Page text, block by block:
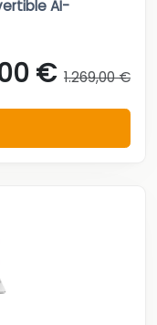
AI-
€ 1.269,00 €